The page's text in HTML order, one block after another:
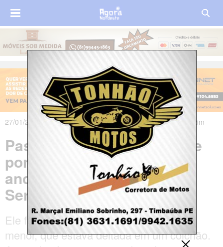
27/01/2020 às 21h51m - Atualizado em 27/01/2020 às 21h55m
Pastor é preso em flagrante
por estuprar menina de 12
anos dentro de igreja no
Sertão de Alagoas
Ele foi flagrado dentro do templo com a
menor, que estava deitada em um colchão.